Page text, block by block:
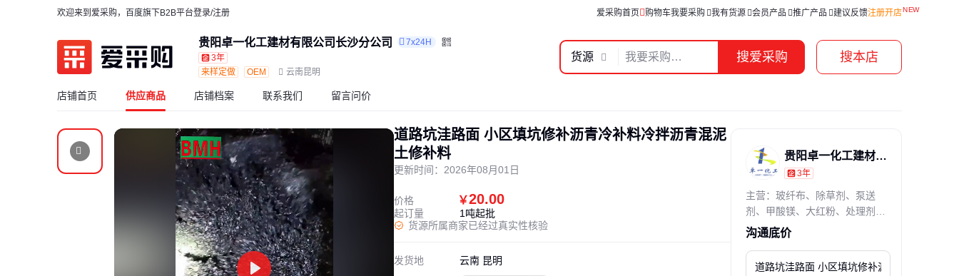
欢迎来到爱采购，百度旗下B2B平台登录/注册 爱采购首页 购物车我要采购 我有货源 会员产品 推广产品 建议反馈注册开店
贵阳卓一化工建材有限公司长沙分公司
7x24H
3年
来样定做
OEM 云南昆明
搜爱采购 搜本店
货源
店铺首页 供应商品 店铺档案 联系我们 留言问价
道路坑洼路面 小区填坑修补沥青冷补料冷拌沥青混泥
土修补料
更新时间： 2026年08月01日
价格 ￥20.00
起订量
1吨起批
货源所属商家已经过真实性核验
发货地 云南 昆明
贵阳卓一化工建材有限公司长沙分公司
3年
主营：玻纤布、除草剂、泵送
剂、甲酸镁、大红粉、处理剂、
消毒剂、二甲胺、铁精粉、酞菁
注塑料、正丙醇、灌浆料、白水
沟通底价